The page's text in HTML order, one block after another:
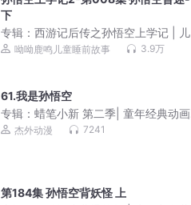
下
专辑：西游记后传之孙悟空上学记 | 儿
童睡前故事
呦呦鹿鸣儿童睡前故事 3.9万
61.我是孙悟空
专辑：蜡笔小新 第二季| 童年经典动画
原声音频
杰外动漫 7241
第184集 孙悟空背妖怪 上